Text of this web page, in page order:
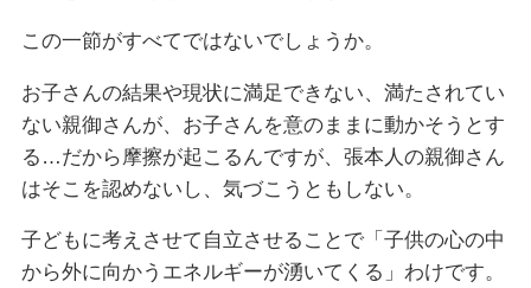
この一節がすべてではないでしょうか。
お子さんの結果や現状に満足できない、満たされてい
ない親御さんが、お子さんを意のままに動かそうとす
る…だから摩擦が起こるんですが、張本人の親御さん
はそこを認めないし、気づこうともしない。
子どもに考えさせて自立させることで「子供の心の中
から外に向かうエネルギーが湧いてくる」わけです。